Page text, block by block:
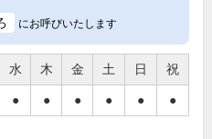
にお呼びいたします
水 木 金 土 日 祝
● ● ● ● ● ●